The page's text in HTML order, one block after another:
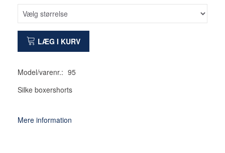
LÆG I KURV
Model/varenr.: 95
Silke boxershorts
Mere information